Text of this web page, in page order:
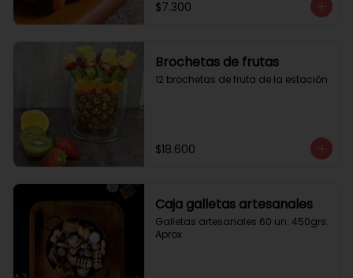
$7.300
Brochetas de frutas
12 brochetas de fruta de la estación
$18.600
Caja galletas artesanales
Galletas artesanales 60 un. 450grs.
Aprox